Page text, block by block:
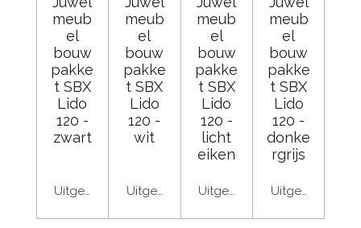
meub
el
bouw
pakke
t SBX
Lido
120 -
zwart
Uitgeschakeld
meub
el
bouw
pakke
t SBX
Lido
120 -
wit
Uitgeschakeld
meub
el
bouw
pakke
t SBX
Lido
120 -
licht
eiken
Uitgeschakeld
meub
el
bouw
pakke
t SBX
Lido
120 -
donke
rgrijs
Uitgeschakeld